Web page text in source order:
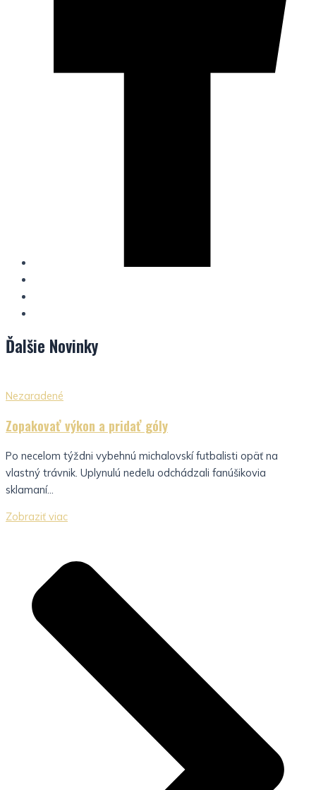
Ďalšie Novinky
Nezaradené
Zopakovať výkon a pridať góly
Po necelom týždni vybehnú michalovskí futbalisti opäť na
vlastný trávnik. Uplynulú nedeľu odchádzali fanúšikovia
sklamaní...
Zobraziť viac